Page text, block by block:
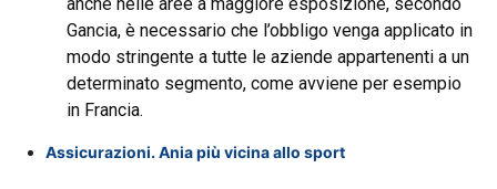
Gancia, è necessario che l’obbligo venga applicato in
modo stringente a tutte le aziende appartenenti a un
determinato segmento, come avviene per esempio
in Francia.
Assicurazioni. Ania più vicina allo sport